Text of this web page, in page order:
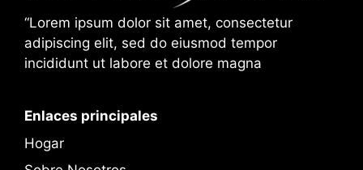
“Lorem ipsum dolor sit amet, consectetur
adipiscing elit, sed do eiusmod tempor
incididunt ut labore et dolore magna
Enlaces principales
Hogar